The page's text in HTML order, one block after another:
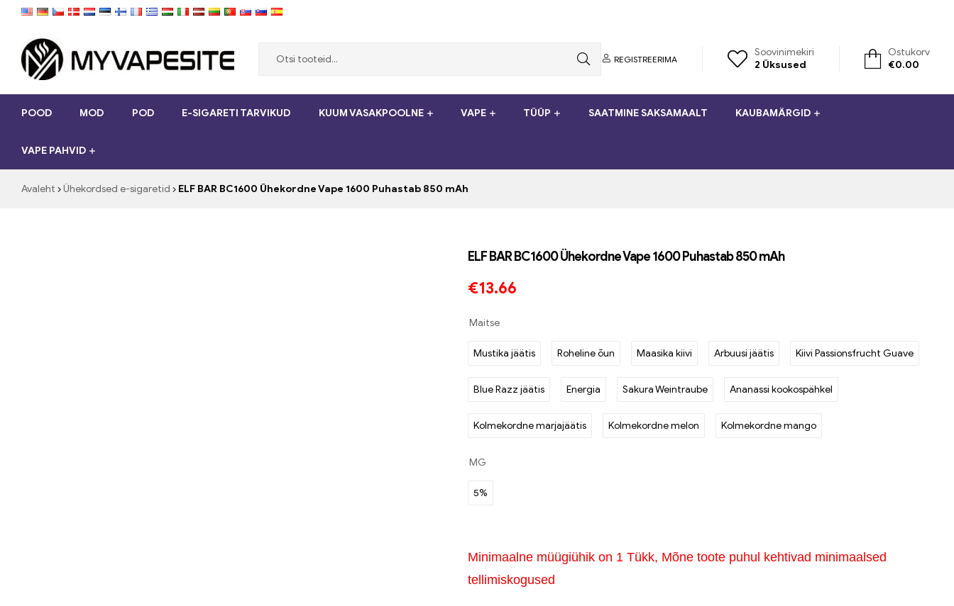
Myvapesite.de
sigarette
odavalt
veebisaidilt
REGISTREERIMA
Soovinimekiri
2 Üksused
Ostukorv
€0.00
POOD MOD POD E-SIGARETI TARVIKUD KUUM VASAKPOOLNE VAPE TÜÜP SAATMINE SAKSAMAALT KAUBAMÄRGID
VAPE PAHVID
Avaleht Ühekordsed e-sigaretid ELF BAR BC1600 Ühekordne Vape 1600 Puhastab 850 mAh
ELF BAR BC1600 Ühekordne Vape 1600 Puhastab 850 mAh
€13.66
Maitse
Mustika jäätis Roheline õun Maasika kiivi Arbuusi jäätis Kiivi Passionsfrucht Guave
Blue Razz jäätis Energia Sakura Weintraube Ananassi kookospähkel
Kolmekordne marjajäätis Kolmekordne melon Kolmekordne mango
MG
5%
Minimaalne müügiühik on 1 Tükk, Mõne toote puhul kehtivad minimaalsed
tellimiskogused